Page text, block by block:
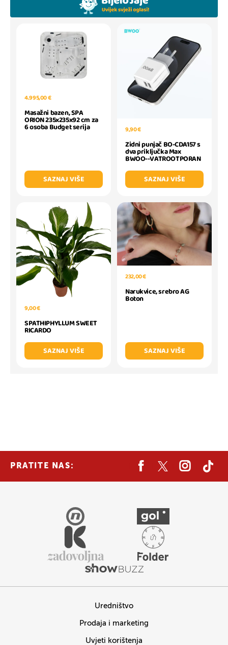
4.995,00 €
Masažni bazen, SPA
ORION 235x235x92 cm za
6 osoba Budget serija
SAZNAJ VIŠE
9,90 €
Zidni punjač BO-CDA157 s
dva priključka Max
BWOO--VATROOTPORAN
SAZNAJ VIŠE
9,00 €
SPATHIPHYLLUM SWEET
RICARDO
SAZNAJ VIŠE
232,00 €
Narukvice, srebro AG
Boton
SAZNAJ VIŠE
PRATITE NAS:
Uredništvo
Prodaja i marketing
Uvjeti korištenja